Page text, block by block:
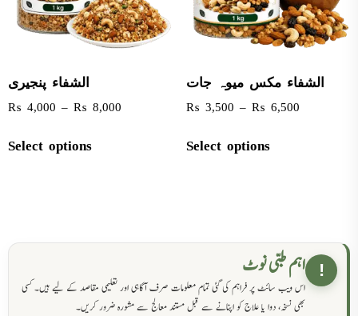
الشفاء پنجیری
₨ 4,000 – ₨ 8,000
Select options
الشفاء مکس میوہ جات
₨ 3,500 – ₨ 6,500
Select options
! اہم طبی نوٹ
اس ویب سائٹ پر فراہم کی گئی تمام معلومات صرف آگاہی اور تعلیمی مقاصد کے لیے ہیں۔ کسی
بھی نسخہ، دوا یا علاج کو اپنانے سے قبل مستند معالج سے مشورہ ضرور کریں۔